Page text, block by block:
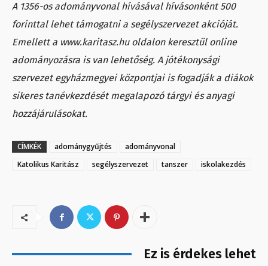
A 1356-os adományvonal hívásával hívásonként 500
forinttal lehet támogatni a segélyszervezet akcióját.
Emellett a www.karitasz.hu oldalon keresztül online
adományozásra is van lehetőség. A jótékonysági
szervezet egyházmegyei központjai is fogadják a diákok
sikeres tanévkezdését megalapozó tárgyi és anyagi
hozzájárulásokat.
CÍMKÉK adománygyűjtés
adományvonal
Katolikus Karitász
segélyszervezet tanszer iskolakezdés
Ez is érdekes lehet